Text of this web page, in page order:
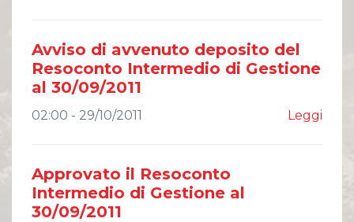
Avviso di avvenuto deposito del
Resoconto Intermedio di Gestione
al 30/09/2011
02:00 - 29/10/2011 Leggi
Approvato il Resoconto
Intermedio di Gestione al
30/09/2011